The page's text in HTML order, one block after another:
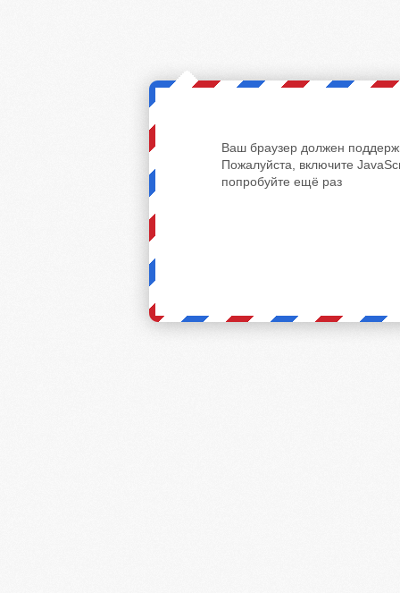
Ваш браузер должен
Пожалуйста, включите
попробуйте ещё раз